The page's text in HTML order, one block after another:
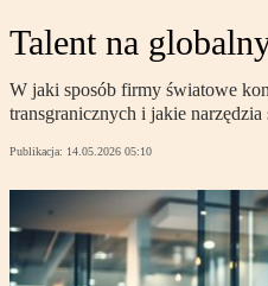
Talent na
W jaki sposób firmy światowe
transgranicznych i jakie narzędzia
Publikacja: 14.05.2026 05:10